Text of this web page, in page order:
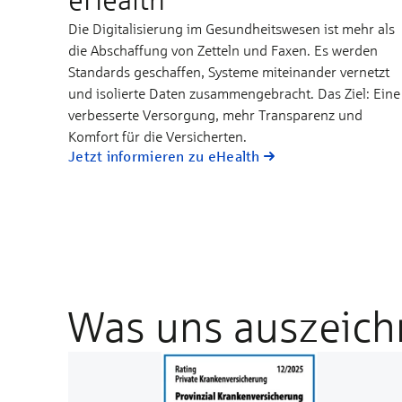
Die Digitalisierung im Gesundheitswesen ist mehr als
die Abschaffung von Zetteln und Faxen. Es werden
Standards geschaffen, Systeme miteinander vernetzt
und isolierte Daten zusammengebracht. Das Ziel: Eine
verbesserte Versorgung, mehr Transparenz und
Komfort für die Versicherten.
Jetzt informieren zu eHealth
Was uns